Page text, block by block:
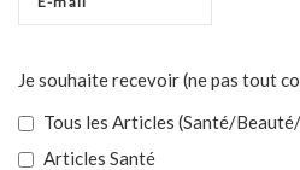
Je souhaite recevoir (ne pas tout
Tous les Articles (Santé/
Articles Santé